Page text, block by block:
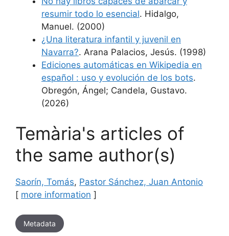
resumir todo lo esencial. Hidalgo,
Manuel. (2000)
¿Una literatura infantil y juvenil en
Navarra?. Arana Palacios, Jesús. (1998)
Ediciones automáticas en Wikipedia en
español : uso y evolución de los bots.
Obregón, Ángel; Candela, Gustavo.
(2026)
Temària's articles of
the same author(s)
Saorín, Tomás, Pastor Sánchez, Juan Antonio
[ more information ]
Metadata